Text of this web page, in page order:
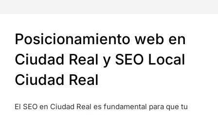
Posicionamiento web en
Ciudad Real y SEO Local
Ciudad Real
El SEO en Ciudad Real es fundamental para que tu